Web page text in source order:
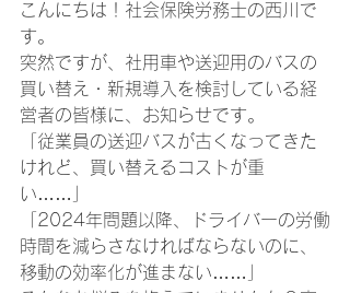
こんにちは！社会保険労務士の西川で
す。
突然ですが、社用車や送迎用のバスの
買い替え・新規導入を検討している経
営者の皆様に、お知らせです。
「従業員の送迎バスが古くなってきた
けれど、買い替えるコストが重
い……」
「2024年問題以降、ドライバーの労働
時間を減らさなければならないのに、
移動の効率化が進まない……」